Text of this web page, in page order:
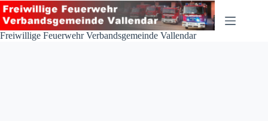
Zum
Inhalt
springen
Freiwillige Feuerwehr Verbandsgemeinde Vallendar